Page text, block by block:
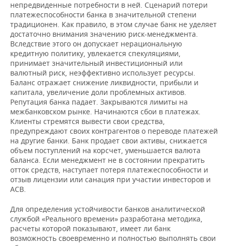
ХОККЕЙ С МЯЧОМ
ПРОИСШЕСТВИЯ
непредвиденные потребности в ней. Сценарий потери
платежеспособности банка в значительной степени
традиционен. Как правило, в этом случае банк не уделяет
достаточно внимания значению риск-менеджмента.
Вследствие этого он допускает нерациональную
кредитную политику, увлекается спекуляциями,
принимает значительный инвестиционный или
валютный риск, неэффективно использует ресурсы.
Баланс отражает снижение ликвидности, прибыли и
капитала, увеличение доли проблемных активов.
Репутация банка падает. Закрываются лимиты на
межбанковском рынке. Начинаются сбои в платежах.
Клиенты стремятся вывести свои средства,
предупреждают своих контрагентов о переводе платежей
на другие банки. Банк продает свои активы, снижается
объем поступлений на корсчет, уменьшается валюта
баланса. Если менеджмент не в состоянии прекратить
отток средств, наступает потеря платежеспособности и
отзыв лицензии или санация при участии инвесторов и
АСВ.
Для определения устойчивости банков аналитической
службой «Реального времени» разработана методика,
расчеты которой показывают, имеет ли банк
возможность своевременно и полностью выполнять свои